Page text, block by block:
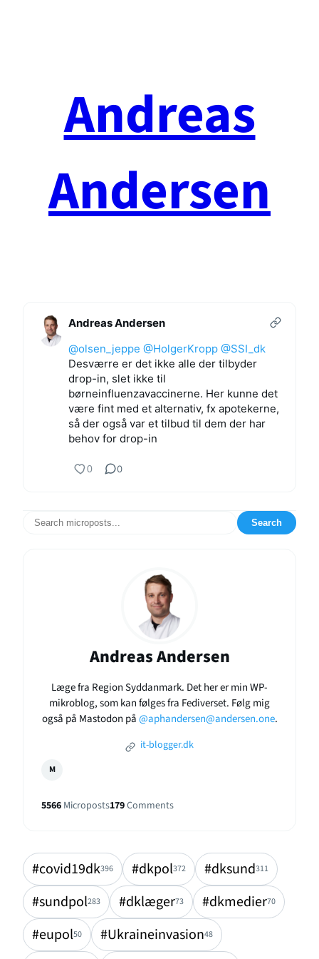
Andreas
Andersen
Andreas Andersen
@olsen_jeppe @HolgerKropp @SSI_dk
Desværre er det ikke alle der tilbyder
drop-in, slet ikke til
børneinfluenzavaccinerne. Her kunne det
være fint med et alternativ, fx apotekerne,
så der også var et tilbud til dem der har
behov for drop-in
0 0
Search
Andreas Andersen
Læge fra Region Syddanmark. Det her er min WP-
mikroblog, som kan følges fra Fediverset. Følg mig
også på Mastodon på@aphandersen@andersen.one.
it-blogger.dk
M
5566 Microposts179Comments
#covid19dk396 #dkpol372 #dksund311
#sundpol283 #dklæger73 #dkmedier70
#eupol50 #Ukraineinvasion48